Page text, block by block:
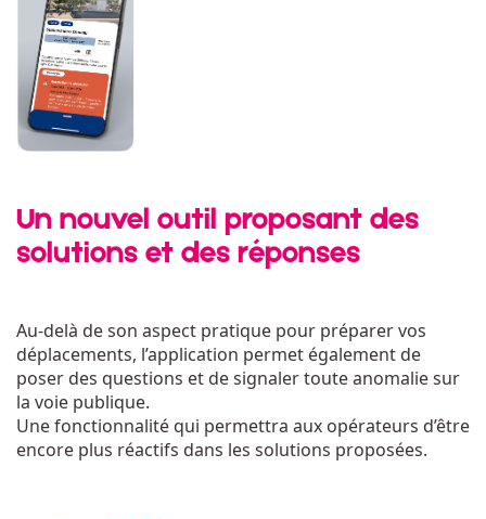
Un nouvel outil proposant des
solutions et des réponses
Au-delà de son aspect pratique pour préparer vos
déplacements, l’application permet également de
poser des questions et de signaler toute anomalie sur
la voie publique.
Une fonctionnalité qui permettra aux opérateurs d’être
encore plus réactifs dans les solutions proposées.